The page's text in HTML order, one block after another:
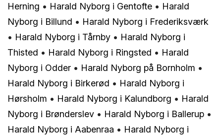
Herning • Harald Nyborg i Gentofte • Harald
Nyborg i Billund • Harald Nyborg i Frederiksværk
• Harald Nyborg i Tårnby • Harald Nyborg i
Thisted • Harald Nyborg i Ringsted • Harald
Nyborg i Odder • Harald Nyborg på Bornholm •
Harald Nyborg i Birkerød • Harald Nyborg i
Hørsholm • Harald Nyborg i Kalundborg • Harald
Nyborg i Brønderslev • Harald Nyborg i Ballerup •
Harald Nyborg i Aabenraa • Harald Nyborg i